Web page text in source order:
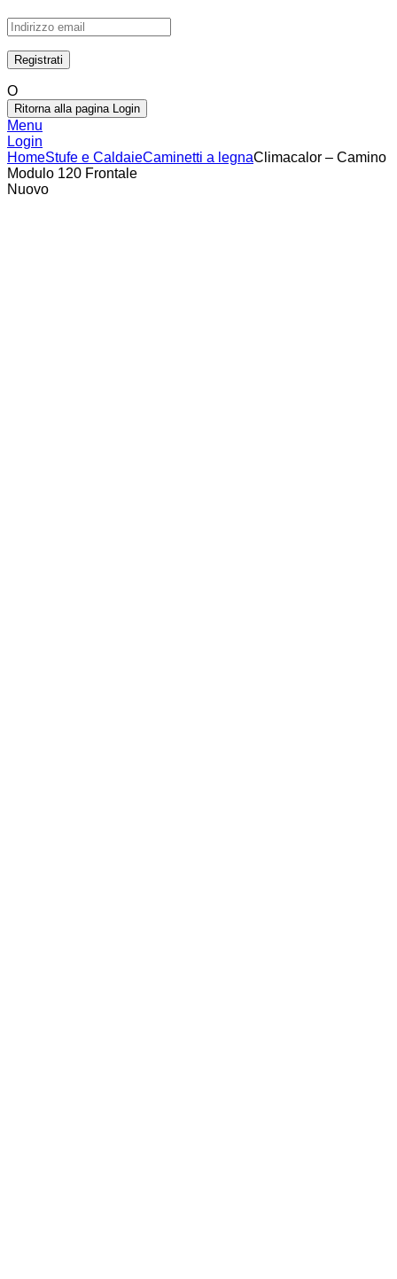
O
Ritorna alla pagina Login
Menu
Login
HomeStufe e CaldaieCaminetti a legnaClimacalor – Camino
Modulo 120 Frontale
Nuovo